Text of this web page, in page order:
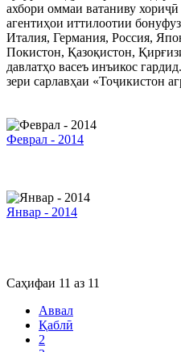
ахбори оммаи ватаниву
агентиҳои иттилоотии
Италия, Германия, Россия,
Покистон, Қазоқистон,
давлатҳо васеъ инъикос
зери сарлавҳаи «Тоҷикистон
Феврал - 2014
Январ - 2014
Саҳифаи 11 аз 11
Аввал
Қаблӣ
2